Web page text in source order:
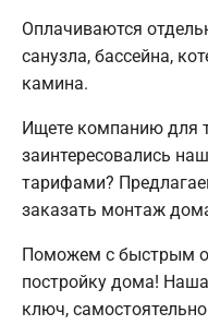
Оплачиваются
санузла, бассейна,
камина.
Ищете компанию для
заинтересовались
тарифами?
заказать монтаж
Поможем с быстрым
постройку дома!
ключ,